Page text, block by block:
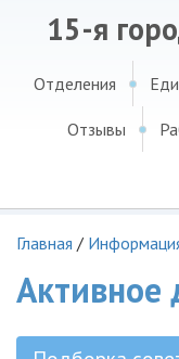
15-я
Отделения
Отзывы
Главная /
Активное